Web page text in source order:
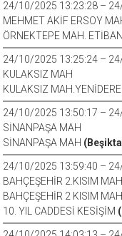
24/10/2025 13:23:28 –
MEHMET AKİF ERSOY
ÖRNEKTEPE MAH.
24/10/2025 13:25:24 –
KULAKSIZ MAH
KULAKSIZ
24/10/2025 13:50:17 –
SİNANPAŞA MAH
SİNANPAŞA MAH
24/10/2025 13:59:40 –
BAHÇEŞEHİR 2.KISIM
BAHÇEŞEHİR 2 KISIM
10. YIL CADDESİ KESİŞİM